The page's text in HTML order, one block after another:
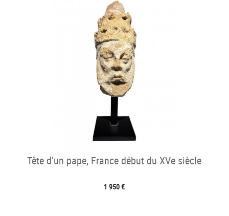
Tête d’un pape, France début du XVe siècle
1 950 €